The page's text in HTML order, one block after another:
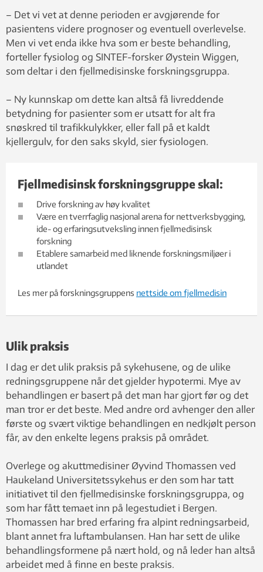
– Det vi vet at denne perioden er avgjørende for
pasientens videre prognoser og eventuell overlevelse.
Men vi vet enda ikke hva som er beste behandling,
forteller fysiolog og SINTEF-forsker Øystein Wiggen,
som deltar i den fjellmedisinske forskningsgruppa.
– Ny kunnskap om dette kan altså få livreddende
betydning for pasienter som er utsatt for alt fra
snøskred til trafikkulykker, eller fall på et kaldt
kjellergulv, for den saks skyld, sier fysiologen.
Fjellmedisinsk forskningsgruppe skal:
Drive forskning av høy kvalitet
Være en tverrfaglig nasjonal arena for nettverksbygging,
ide- og erfaringsutveksling innen fjellmedisinsk
forskning
Etablere samarbeid med liknende forskningsmiljøer i
utlandet
Les mer på forskningsgruppens nettside om fjellmedisin
Ulik praksis
I dag er det ulik praksis på sykehusene, og de ulike
redningsgruppene når det gjelder hypotermi. Mye av
behandlingen er basert på det man har gjort før og det
man tror er det beste. Med andre ord avhenger den aller
første og svært viktige behandlingen en nedkjølt person
får, av den enkelte legens praksis på området.
Overlege og akuttmedisiner Øyvind Thomassen ved
Haukeland Universitetssykehus er den som har tatt
initiativet til den fjellmedisinske forskningsgruppa, og
som har fått temaet inn på legestudiet i Bergen.
Thomassen har bred erfaring fra alpint redningsarbeid,
blant annet fra luftambulansen. Han har sett de ulike
behandlingsformene på nært hold, og nå leder han altså
arbeidet med å finne en beste praksis.